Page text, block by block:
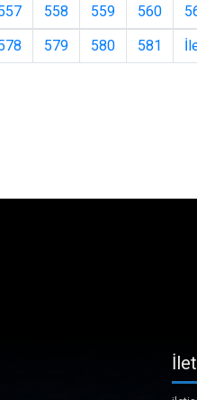
558 559 560
579 580 581